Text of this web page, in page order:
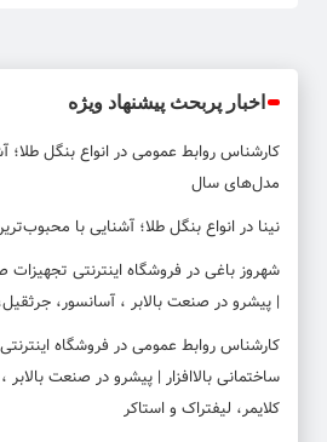
اخبار پربحث پیشنهاد ویژه
کارشناس روابط عمومیدر انواع بنگل
مدل‌های سال
نینا در انواع بنگل طلا؛ آشنایی با
شهروز باغیدر فروشگاه اینترنتی تجهیزات
| پیشرو در صنعت بالابر ، آسانسور،
کارشناس روابط عمومیدر فروشگاه
ساختمانی بالاافزار | پیشرو در صنعت
کلایمر، لیفتراک و استاکر